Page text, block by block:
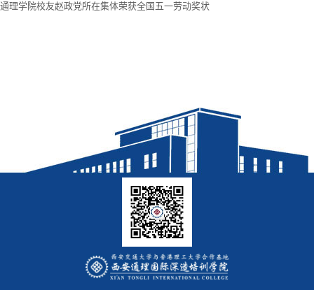
通理学院校友赵政党所在集体荣获全国五一劳动奖状